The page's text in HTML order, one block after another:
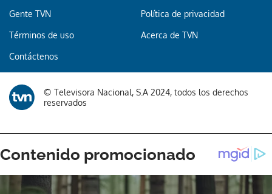
Gente TVN Política de privacidad
Términos de uso Acerca de TVN
Contáctenos
© Televisora Nacional, S.A 2024, todos los derechos
reservados